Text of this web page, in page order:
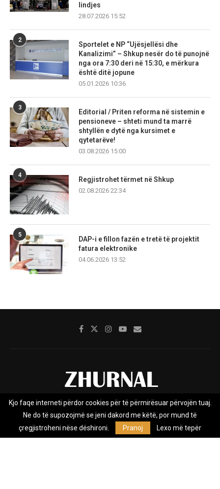
lindjes
28.07.2026 15:52
2
Sportelet e NP “Ujësjellësi dhe
Kanalizimi” – Shkup nesër do të punojnë
nga ora 7:30 deri në 15:30, e mërkura
është ditë jopune
05.01.2026 10:36
3
Editorial / Priten reforma në sistemin e
pensioneve – shteti mund ta marrë
shtyllën e dytë nga kursimet e
qytetarëve!
03.08.2026 15:00
4
Regjistrohet tërmet në Shkup
02.08.2026 22:34
5
DAP-i e fillon fazën e tretë të projektit
fatura elektronike
04.06.2026 13:52
Rreth nesh Impresumi Marketing
Kontakt
Privacy Policy
Zhurnal.mk është Agjenci e Lajmeve e pavarur, e themeluar në vitin
Kjo faqe interneti përdor cookies për të përmirësuar përvojën tuaj.
Ne do të supozojmë se jeni dakord me këtë, por mund të
çregjistroheni nëse dëshironi.
Pranoj Lexo më tepër